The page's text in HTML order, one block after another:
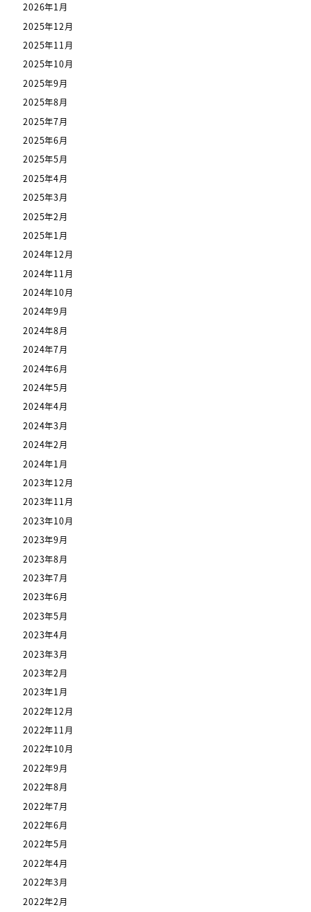
2026年1月
2025年12月
2025年11月
2025年10月
2025年9月
2025年8月
2025年7月
2025年6月
2025年5月
2025年4月
2025年3月
2025年2月
2025年1月
2024年12月
2024年11月
2024年10月
2024年9月
2024年8月
2024年7月
2024年6月
2024年5月
2024年4月
2024年3月
2024年2月
2024年1月
2023年12月
2023年11月
2023年10月
2023年9月
2023年8月
2023年7月
2023年6月
2023年5月
2023年4月
2023年3月
2023年2月
2023年1月
2022年12月
2022年11月
2022年10月
2022年9月
2022年8月
2022年7月
2022年6月
2022年5月
2022年4月
2022年3月
2022年2月